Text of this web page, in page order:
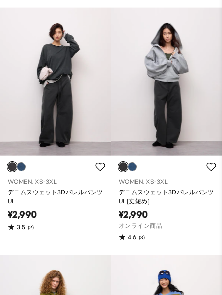
WOMEN, XS-3XL
デニムスウェット3Dバレルパンツ
UL
¥2,990
3.5 (2)
WOMEN, XS-3XL
デニムスウェット3Dバレルパンツ
UL(丈短め)
¥2,990
オンライン商品
4.6 (3)